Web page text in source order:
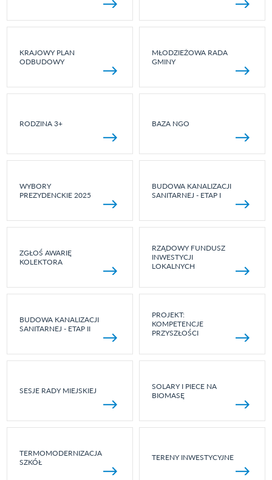
KRAJOWY PLAN
ODBUDOWY
MŁODZIEŻOWA RADA
GMINY
RODZINA 3+ BAZA NGO
WYBORY
PREZYDENCKIE 2025
BUDOWA KANALIZACJI
SANITARNEJ - ETAP I
ZGŁOŚ AWARIĘ
KOLEKTORA
RZĄDOWY FUNDUSZ
INWESTYCJI
LOKALNYCH
BUDOWA KANALIZACJI
SANITARNEJ - ETAP II
PROJEKT:
KOMPETENCJE
PRZYSZŁOŚCI
SESJE RADY MIEJSKIEJ
SOLARY I PIECE NA
BIOMASĘ
TERMOMODERNIZACJA
SZKÓŁ
TERENY INWESTYCYJNE